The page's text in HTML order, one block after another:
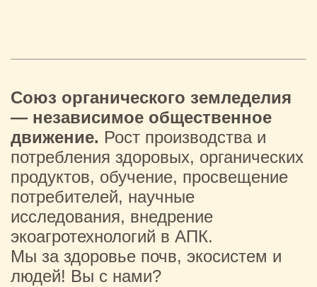
Союз органического земледелия
— независимое общественное
движение. Рост производства и
потребления здоровых, органических
продуктов, обучение, просвещение
потребителей, научные
исследования, внедрение
экоагротехнологий в АПК.
Мы за здоровье почв, экосистем и
людей! Вы с нами?